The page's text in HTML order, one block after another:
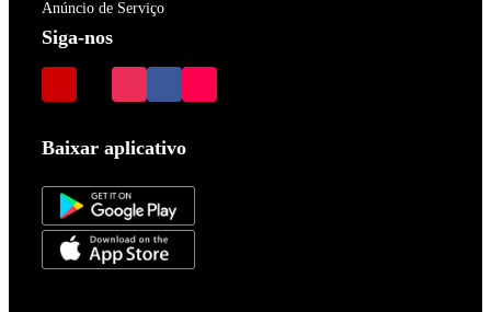
Anúncio de Serviço
Siga-nos
Baixar aplicativo